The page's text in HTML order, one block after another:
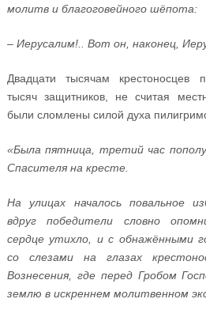
молитв и благоговейного шёпота:
– Иерусалим!.. Вот он, наконец,
Двадцати тысячам крестоносцев
тысяч защитников, не считая
были сломлены силой духа
«Была пятница, третий час
Спасителя на кресте.
На улицах началось повальное
вдруг победители словно
сердце утихло, и с обнажёнными
со слезами на глазах
Вознесения, где перед Гробом
землю в искреннем молитвенном